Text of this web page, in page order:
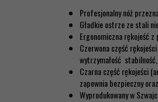
Profesjonalny nóż
Gładkie ostrze ze stali
Ergonomiczna rękojeść z
Czerwona część
wytrzymałość
Czarna część rękojeści
zapewnia bezpieczny
Wyprodukowany w